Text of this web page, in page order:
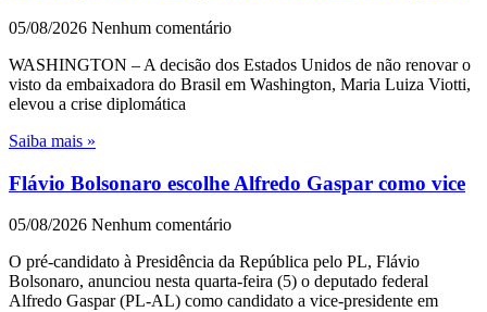
05/08/2026 Nenhum comentário
WASHINGTON – A decisão dos Estados Unidos de não renovar o
visto da embaixadora do Brasil em Washington, Maria Luiza Viotti,
elevou a crise diplomática
Saiba mais »
Flávio Bolsonaro escolhe Alfredo Gaspar como vice
05/08/2026 Nenhum comentário
O pré-candidato à Presidência da República pelo PL, Flávio
Bolsonaro, anunciou nesta quarta-feira (5) o deputado federal
Alfredo Gaspar (PL-AL) como candidato a vice-presidente em